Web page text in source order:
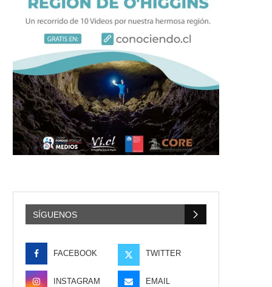
SÍGUENOS
FACEBOOK TWITTER
INSTAGRAM EMAIL